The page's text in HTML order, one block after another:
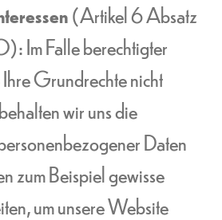
(Artikel 6 Absatz
Im Falle berechtigter
Ihre Grundrechte nicht
wir uns die
Daten
zum Beispiel gewisse
um unsere Website